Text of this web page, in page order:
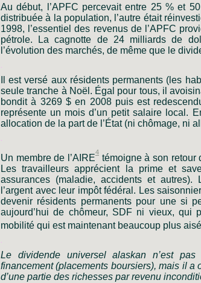
Au début, l’APFC percevait entre 25 % et
distribuée à la population, l’autre était
1998, l’essentiel des revenus de l’APFC
pétrole. La cagnotte de 24 milliards de
l’évolution des marchés, de même que le
.
Il est versé aux résidents permanents (les
seule tranche à Noël. Égal pour tous, il
bondit à 3269 $ en 2008 puis est
représente un mois d’un petit salaire local.
allocation de la part de l’État (ni chômage, ni
.
Un membre de l’AIRE
4
témoigne à son retour
Les travailleurs apprécient la prime et
assurances (maladie, accidents et autres).
l’argent avec leur impôt fédéral. Les
devenir résidents permanents pour une si
aujourd’hui de chômeur, SDF ni vieux, qui
mobilité qui est maintenant beaucoup plus
.
Le dividende universel alaskan n’est pas
financement (placements boursiers), mais il a
d’une partie des richesses par revenu